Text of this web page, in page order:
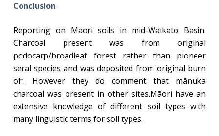
Conclusion
Reporting on Maori soils in mid-Waikato Basin.
Charcoal present was from original
podocarp/broadleaf forest rather than pioneer
seral species and was deposited from original burn
off. However they do comment that mānuka
charcoal was present in other sites.Māori have an
extensive knowledge of different soil types with
many linguistic terms for soil types.